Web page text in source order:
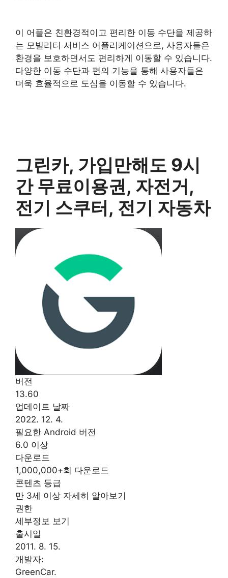
이 어플은 친환경적이고 편리한 이동 수단을 제공하
는 모빌리티 서비스 어플리케이션으로, 사용자들은
환경을 보호하면서도 편리하게 이동할 수 있습니다.
다양한 이동 수단과 편의 기능을 통해 사용자들은
더욱 효율적으로 도심을 이동할 수 있습니다.
그린카, 가입만해도 9시
간 무료이용권, 자전거,
전기 스쿠터, 전기 자동차
버전
13.60
업데이트 날짜
2022. 12. 4.
필요한 Android 버전
6.0 이상
다운로드
1,000,000+회 다운로드
콘텐츠 등급
만 3세 이상 자세히 알아보기
권한
세부정보 보기
출시일
2011. 8. 15.
개발자:
GreenCar.